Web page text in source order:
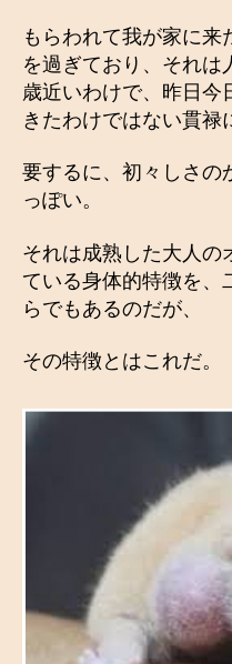
もらわれて我が家に
を過ぎており、それは
歳近いわけで、昨日今
きたわけではない貫禄
要するに、初々しさの
っぽい。
それは成熟した大人の
ている身体的特徴を、
らでもあるのだが、
その特徴とはこれだ。